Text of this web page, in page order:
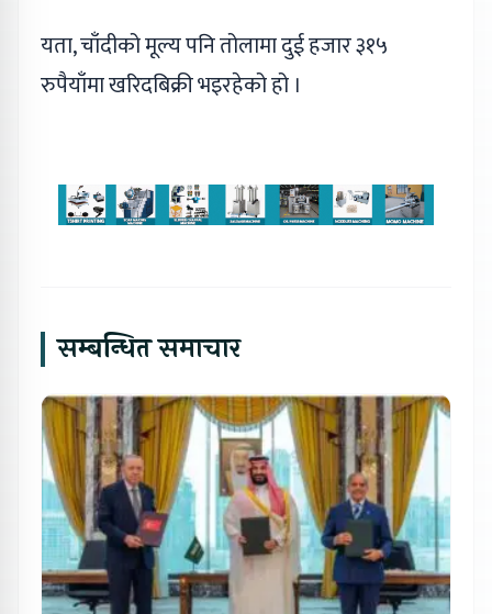
यता, चाँदीको मूल्य पनि तोलामा दुई हजार ३१५
रुपैयाँमा खरिदबिक्री भइरहेको हो ।
सम्बन्धित समाचार